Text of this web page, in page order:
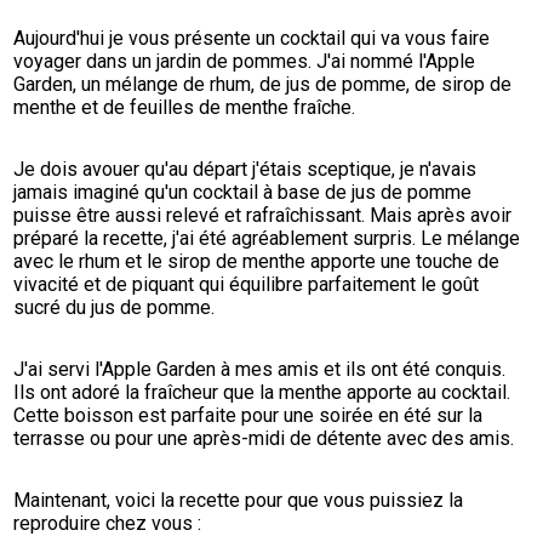
Aujourd'hui je vous présente un cocktail qui va vous faire
voyager dans un jardin de pommes. J'ai nommé l'Apple
Garden, un mélange de rhum, de jus de pomme, de sirop de
menthe et de feuilles de menthe fraîche.
Je dois avouer qu'au départ j'étais sceptique, je n'avais
jamais imaginé qu'un cocktail à base de jus de pomme
puisse être aussi relevé et rafraîchissant. Mais après avoir
préparé la recette, j'ai été agréablement surpris. Le mélange
avec le rhum et le sirop de menthe apporte une touche de
vivacité et de piquant qui équilibre parfaitement le goût
sucré du jus de pomme.
J'ai servi l'Apple Garden à mes amis et ils ont été conquis.
Ils ont adoré la fraîcheur que la menthe apporte au cocktail.
Cette boisson est parfaite pour une soirée en été sur la
terrasse ou pour une après-midi de détente avec des amis.
Maintenant, voici la recette pour que vous puissiez la
reproduire chez vous :